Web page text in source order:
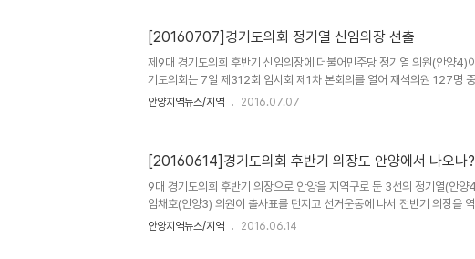
우 등은 제보대상에서 제외된다. 제보방법은 경기도의회 홈페이지
(http://www.ggc.go.kr) 팝업창에서 「도민제보 바로가기」를 이용하거
수(수원시 팔달구..
[20160707]경기도의회 정기열 신임의장 선출
제9대 경기도의회 후반기 신임의장에 더불어민주당 정기열 의원(안양4)
기도의회는 7일 제312회 임시회 제1차 본회의를 열어 재석의원 127명
정기열 의원(더민주, 안양4)을 신임의장으로 선출했다. 부의장은 더불어민
안양지역뉴스/지역 2016.07.07
[20160614]경기도의회 후반기 의장도 안양에서 나오나?
9대 경기도의회 후반기 의장으로 안양을 지역구로 둔 3선의 정기열(안양
임채호(안양3) 의원이 출사표를 던지고 선거운동에 나서 전반기 의장을
도의원에 이어 후반기 의장도 안양을 지역구로 둔 의원이 맡게될지 관심이
안양지역뉴스/지역 2016.06.14